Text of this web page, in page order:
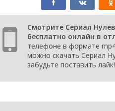
Смотрите Сериал
бесплатно онлайн в
телефоне в формате
можно скачать Сериал
забудьте поставить лайк!